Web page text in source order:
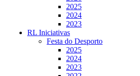
2025
2024
2023
RL Iniciativas
Festa do Desporto
2025
2024
2023